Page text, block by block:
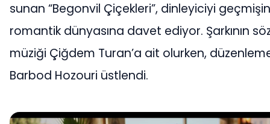
sunan “Begonvil Çiçekleri”, dinleyiciyi geçmişin
romantik dünyasına davet ediyor. Şarkının
müziği Çiğdem Turan’a ait olurken,
Barbod Hozouri üstlendi.